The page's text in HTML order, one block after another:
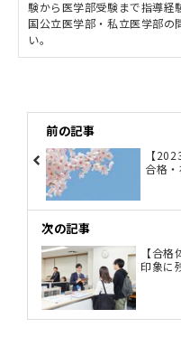
験から医学部受験まで指導経
国公立医学部・私立医学部
い。
前の記事
【
合格
次の記事
【合
印象に